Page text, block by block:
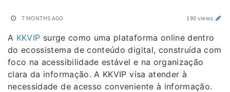
7 MONTHS AGO 190 views
A KKVIP surge como uma plataforma online dentro
do ecossistema de conteúdo digital, construída com
foco na acessibilidade estável e na organização
clara da informação. A KKVIP visa atender à
necessidade de acesso conveniente à informação.